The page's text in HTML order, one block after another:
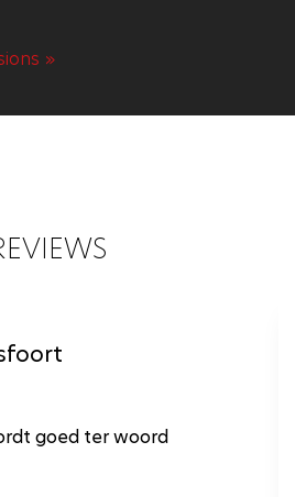
»
goed ter woord